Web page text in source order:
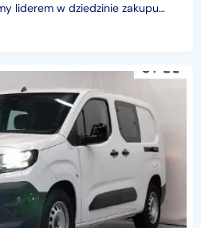
liderem w dziedzinie zakupu
- osobowych,